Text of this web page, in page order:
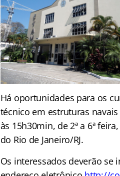
Há oportunidades para os
técnico em estruturas
às 15h30min, de 2ª a 6ª
do Rio de Janeiro/RJ.
Os interessados deverão se